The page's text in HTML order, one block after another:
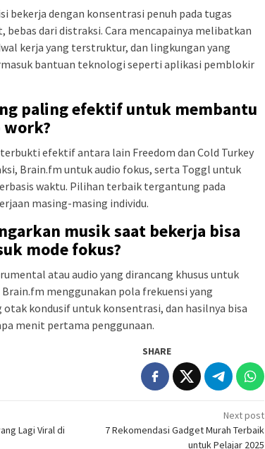
bekerja dengan konsentrasi penuh pada tugas
dari distraksi. Cara mencapainya melibatkan
kerja yang terstruktur, dan lingkungan yang
bantuan teknologi seperti aplikasi pemblokir
paling efektif untuk membantu
work?
efektif antara lain Freedom dan Cold Turkey
Brain.fm untuk audio fokus, serta Toggl untuk
waktu. Pilihan terbaik tergantung pada
masing-masing individu.
musik saat bekerja bisa
mode fokus?
atau audio yang dirancang khusus untuk
menggunakan pola frekuensi yang
kondusif untuk konsentrasi, dan hasilnya bisa
menit pertama penggunaan.
SHARE
Lagi Viral di
Next post
7 Rekomendasi Gadget Murah Terbaik
untuk Pelajar 2025